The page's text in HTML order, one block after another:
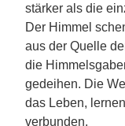
stärker als die
Der Himmel
aus der Quelle
die
gedeihen. Die
das Leben,
verbunden.